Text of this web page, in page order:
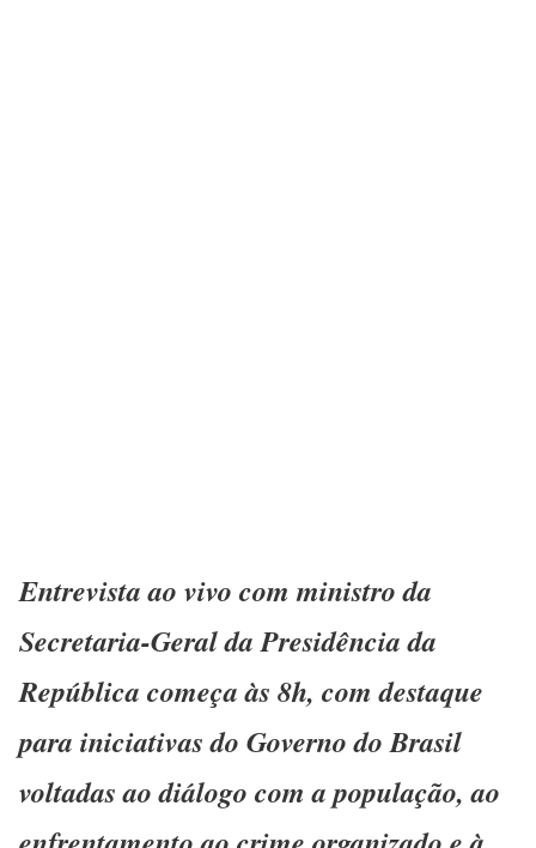
Entrevista ao vivo com ministro da
Secretaria-Geral da Presidência da
República começa às 8h, com destaque
para iniciativas do Governo do Brasil
voltadas ao diálogo com a população, ao